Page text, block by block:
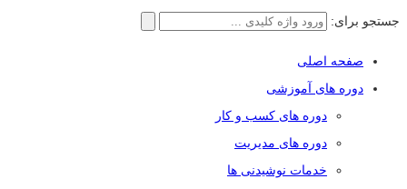
جستجو برای:
صفحه اصلی
دوره های آموزشی
دوره های کسب و کار
دوره های مدیریت
خدمات نوشیدنی ها